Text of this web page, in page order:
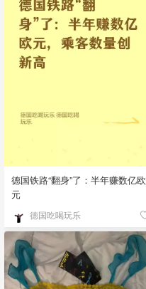
德国铁路“翻身”了：半年赚数亿欧
元
德国吃喝玩乐